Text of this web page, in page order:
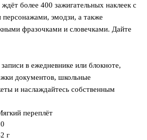
более 400 зажигательных наклеек с
эмодзи, а также
фразочками и словечками. Дайте
в ежедневнике или блокноте,
документов, школьные
и наслаждайтесь собственным
переплёт
г